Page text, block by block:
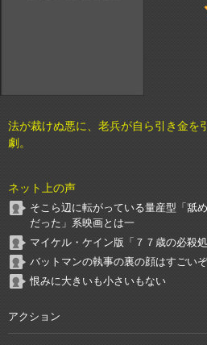
法が裁けぬ悪に、老兵が自ら引き金を
劇。
ネット上の声
そこら辺に転がっている量産型「舐
だった」系映画とは一
マイケル・ケイン版「７７歳の必殺処
バットマンの執事の裏の顔はすごいぞ
恨みに大きいも小さいもない
アクション